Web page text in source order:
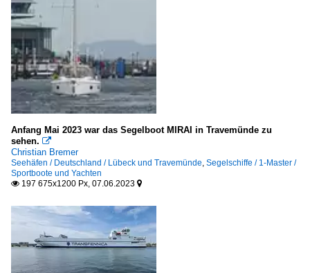
Anfang Mai 2023 war das Segelboot MIRAI in Travemünde zu
sehen. 
Christian Bremer
Seehäfen / Deutschland / Lübeck und Travemünde, Segelschiffe / 1-Master /
Sportboote und Yachten
 197 675x1200 Px, 07.06.2023 